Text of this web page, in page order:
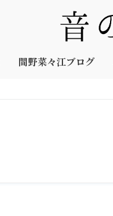
間野菜々江ブログ